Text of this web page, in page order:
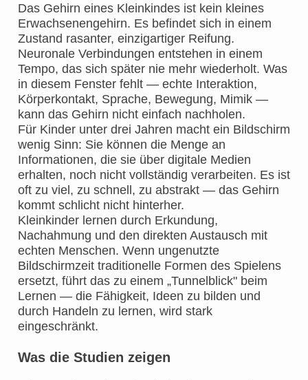
Das Gehirn eines Kleinkindes ist kein kleines
Erwachsenengehirn. Es befindet sich in einem
Zustand rasanter, einzigartiger Reifung.
Neuronale Verbindungen entstehen in einem
Tempo, das sich später nie mehr wiederholt. Was
in diesem Fenster fehlt — echte Interaktion,
Körperkontakt, Sprache, Bewegung, Mimik —
kann das Gehirn nicht einfach nachholen.
Für Kinder unter drei Jahren macht ein Bildschirm
wenig Sinn: Sie können die Menge an
Informationen, die sie über digitale Medien
erhalten, noch nicht vollständig verarbeiten. Es ist
oft zu viel, zu schnell, zu abstrakt — das Gehirn
kommt schlicht nicht hinterher.
Kleinkinder lernen durch Erkundung,
Nachahmung und den direkten Austausch mit
echten Menschen. Wenn ungenutzte
Bildschirmzeit traditionelle Formen des Spielens
ersetzt, führt das zu einem „Tunnelblick" beim
Lernen — die Fähigkeit, Ideen zu bilden und
durch Handeln zu lernen, wird stark
eingeschränkt.
Was die Studien zeigen